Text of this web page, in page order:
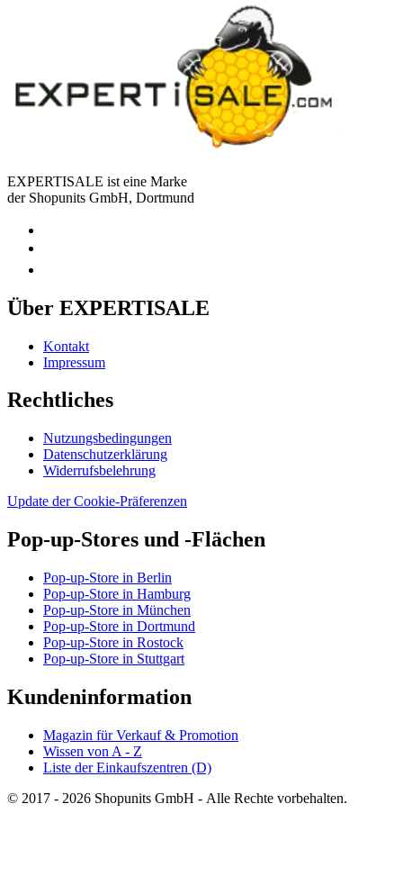
EXPERTISALE ist eine Marke
der Shopunits GmbH, Dortmund
Über EXPERTISALE
Kontakt
Impressum
Rechtliches
Nutzungsbedingungen
Datenschutzerklärung
Widerrufsbelehrung
Update der Cookie-Präferenzen
Pop-up-Stores und -Flächen
Pop-up-Store in Berlin
Pop-up-Store in Hamburg
Pop-up-Store in München
Pop-up-Store in Dortmund
Pop-up-Store in Rostock
Pop-up-Store in Stuttgart
Kundeninformation
Magazin für Verkauf & Promotion
Wissen von A - Z
Liste der Einkaufszentren (D)
© 2017 - 2026 Shopunits GmbH - Alle Rechte vorbehalten.